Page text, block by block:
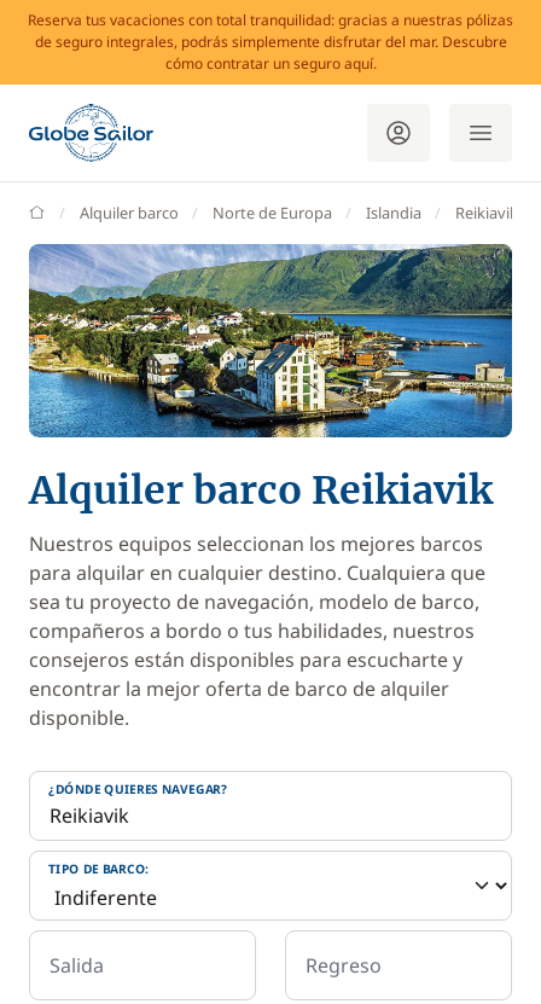
Reserva tus vacaciones con total tranquilidad: gracias a nuestras pólizas
de seguro integrales, podrás simplemente disfrutar del mar. Descubre
cómo contratar un seguro aquí.
GlobeSailor
Alquiler barco Norte de Europa Islandia Reikiavik
Alquiler barco Reikiavik
Nuestros equipos seleccionan los mejores barcos
para alquilar en cualquier destino. Cualquiera que
sea tu proyecto de navegación, modelo de barco,
compañeros a bordo o tus habilidades, nuestros
consejeros están disponibles para escucharte y
encontrar la mejor oferta de barco de alquiler
disponible.
¿DÓNDE QUIERES NAVEGAR?
TIPO DE BARCO:
Salida Regreso